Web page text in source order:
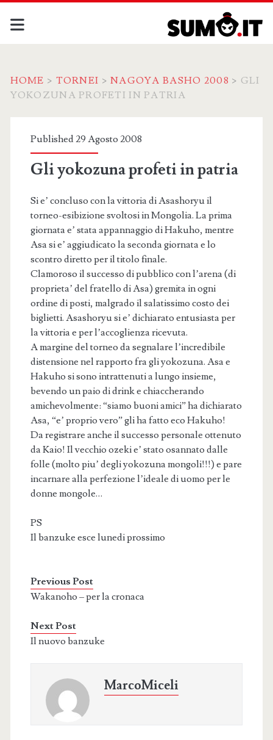
HOME > TORNEI >NAGOYA BASHO 2008 > GLI
YOKOZUNA PROFETI IN PATRIA
Published 29 Agosto 2008
Gli yokozuna profeti in patria
Si e’ concluso con la vittoria di Asashoryu il
torneo-esibizione svoltosi in Mongolia. La prima
giornata e’ stata appannaggio di Hakuho, mentre
Asa si e’ aggiudicato la seconda giornata e lo
scontro diretto per il titolo finale.
Clamoroso il successo di pubblico con l’arena (di
proprieta’ del fratello di Asa) gremita in ogni
ordine di posti, malgrado il salatissimo costo dei
biglietti. Asashoryu si e’ dichiarato entusiasta per
la vittoria e per l’accoglienza ricevuta.
A margine del torneo da segnalare l’incredibile
distensione nel rapporto fra gli yokozuna. Asa e
Hakuho si sono intrattenuti a lungo insieme,
bevendo un paio di drink e chiaccherando
amichevolmente: “siamo buoni amici” ha dichiarato
Asa, “e’ proprio vero” gli ha fatto eco Hakuho!
Da registrare anche il successo personale ottenuto
da Kaio! Il vecchio ozeki e’ stato osannato dalle
folle (molto piu’ degli yokozuna mongoli!!!) e pare
incarnare alla perfezione l’ideale di uomo per le
donne mongole…
PS
Il banzuke esce lunedi prossimo
Previous Post
Wakanoho – per la cronaca
Next Post
Il nuovo banzuke
MarcoMiceli